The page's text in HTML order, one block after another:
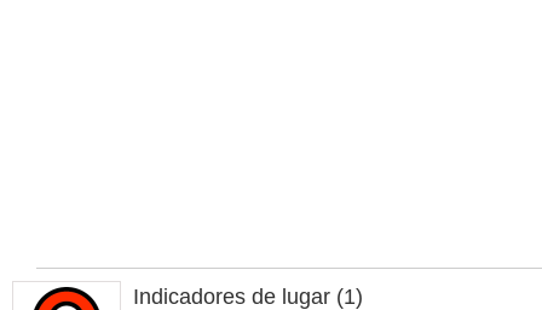
Indicadores de lugar (1)